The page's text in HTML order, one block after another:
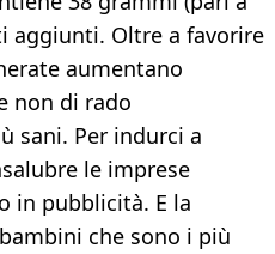
aggiunti. Oltre a favorire
aumentano
non di rado
sani. Per indurci a
le imprese
in pubblicità. E la
che sono i più